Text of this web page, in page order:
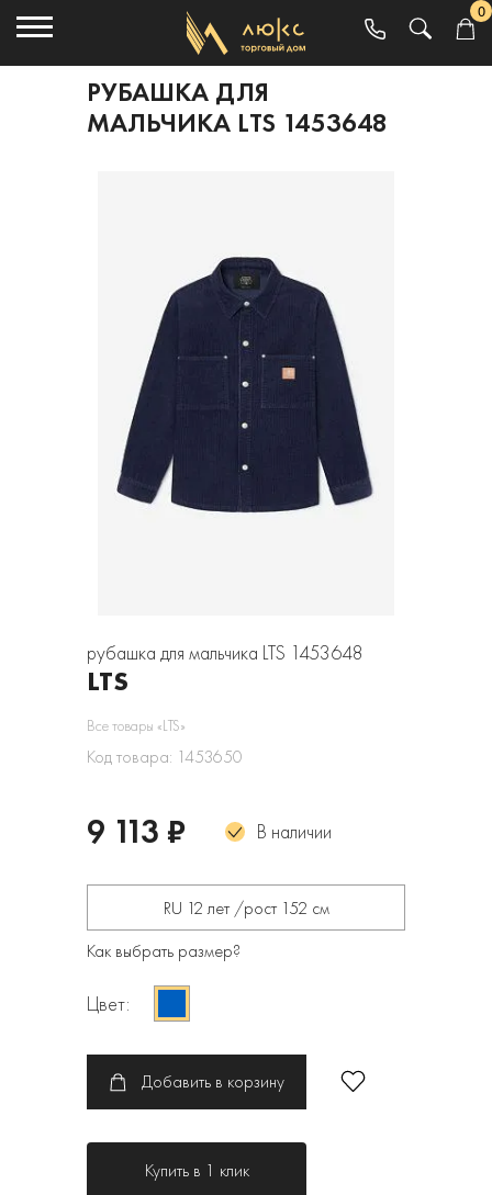
0
РУБАШКА ДЛЯ
МАЛЬЧИКА LTS 1453648
рубашка для мальчика LTS 1453648
LTS
Все товары «LTS»
Код товара: 1453650
9 113 ₽ В наличии
RU 12 лет /рост 152 см
Как выбрать размер?
Цвет:
Добавить в корзину
Купить в 1 клик